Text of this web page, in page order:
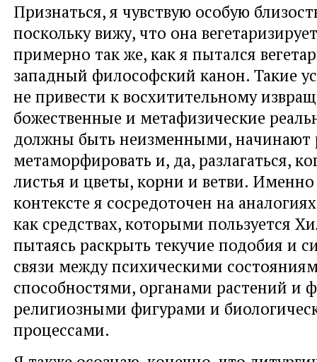
Признаться, я чувствую особую
поскольку вижу, что она
примерно так же, как я пытался
западный философский канон. Такие
не привести к восхитительному
божественные и метафизические
должны быть неизменными, начинают
метаморфировать и, да, разлагаться,
листья и цветы, корни и ветви.
контексте я сосредоточен на
как средствах, которыми пользуется
пытаясь раскрыть текучие подобия и
связи между психическими
способностями, органами растений и
религиозными фигурами и
процессами.